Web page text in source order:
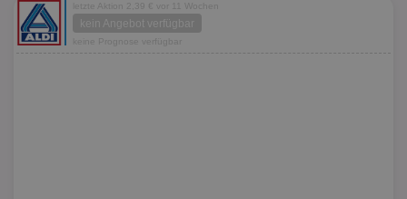
letzte Aktion 2,39 € vor 11 Wochen
kein Angebot verfügbar
keine Prognose verfügbar